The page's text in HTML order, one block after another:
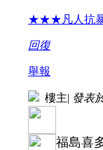
★★★凡人抗
回復
舉報
樓主| 發表
福島喜